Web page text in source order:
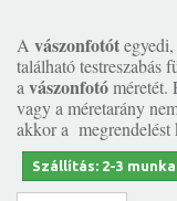
A vászonfotót
található testreszabás
avászonfotóméretét.
vagy a méretarány
akkor a megrendelést
Szállítás: 2-3